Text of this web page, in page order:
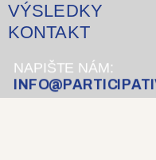
VÝSLEDKY
KONTAKT
NAPIŠTE NÁM: